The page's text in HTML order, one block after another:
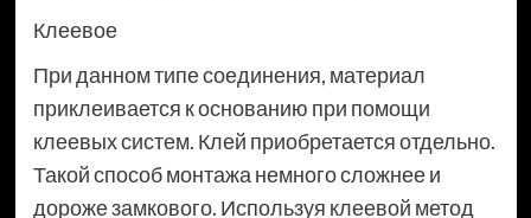
Клеевое
При данном типе соединения, материал
приклеивается к основанию при помощи
клеевых систем. Клей приобретается отдельно.
Такой способ монтажа немного сложнее и
дороже замкового. Используя клеевой метод